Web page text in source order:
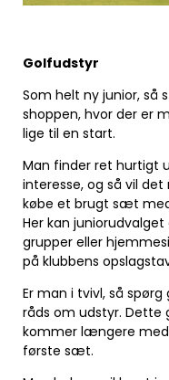
Golfudstyr
Som helt ny junior,
shoppen, hvor der er
lige til en start.
Man finder ret hurtigt
interesse, og så vil
købe et brugt sæt
Her kan
grupper eller
på klubbens
Er man i tvivl, så
råds om udstyr.
kommer længere med
første sæt.